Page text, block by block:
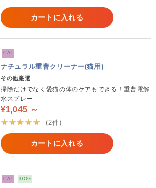
カートに入れる
CAT
ナチュラル重曹クリーナー(猫用)
その他厳選
掃除だけでなく愛猫の体のケアもできる！重曹電解
水スプレー
¥1,045 ～
★★★★★
(2件)
カートに入れる
CAT DOG